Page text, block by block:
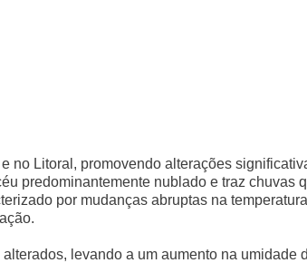
no Litoral, promovendo alterações
predominantemente nublado e traz chuvas
por mudanças abruptas na
levando a um aumento na umidade